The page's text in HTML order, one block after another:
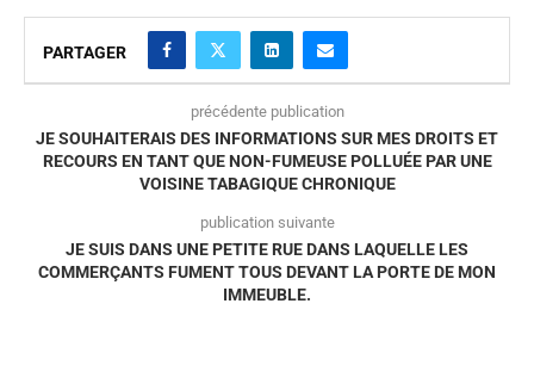
PARTAGER
précédente publication
JE SOUHAITERAIS DES INFORMATIONS SUR MES DROITS ET
RECOURS EN TANT QUE NON-FUMEUSE POLLUÉE PAR UNE
VOISINE TABAGIQUE CHRONIQUE
publication suivante
JE SUIS DANS UNE PETITE RUE DANS LAQUELLE LES
COMMERÇANTS FUMENT TOUS DEVANT LA PORTE DE MON
IMMEUBLE.